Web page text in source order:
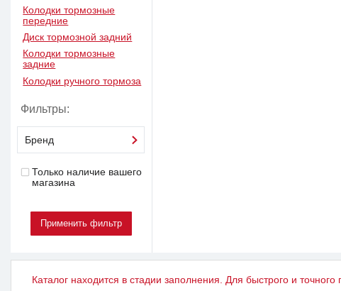
Колодки тормозные
передние
Диск тормозной задний
Колодки тормозные
задние
Колодки ручного тормоза
Фильтры:
Бренд
Только наличие вашего
магазина
Каталог находится в стадии заполнения. Для быстрого и